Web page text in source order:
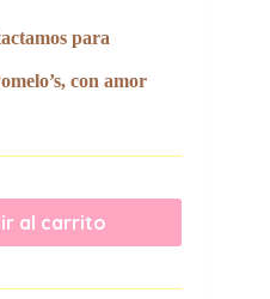
para
con amor
al carrito